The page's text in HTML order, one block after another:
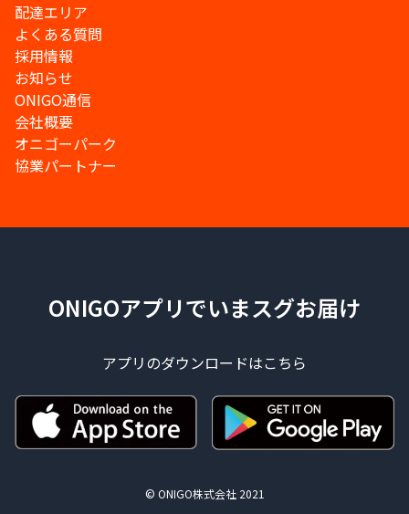
配達エリア
よくある質問
採用情報
お知らせ
ONIGO通信
会社概要
オニゴーパーク
協業パートナー
ONIGOアプリでいまスグお届け
アプリのダウンロードはこちら
© ONIGO株式会社 2021